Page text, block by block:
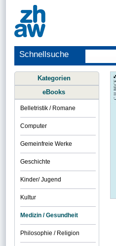
Schnellsuche
Kategorien
eBooks
Belletristik / Romane
Computer
Gemeinfreie Werke
Geschichte
Kinder/ Jugend
Kultur
Medizin / Gesundheit
Philosophie / Religion